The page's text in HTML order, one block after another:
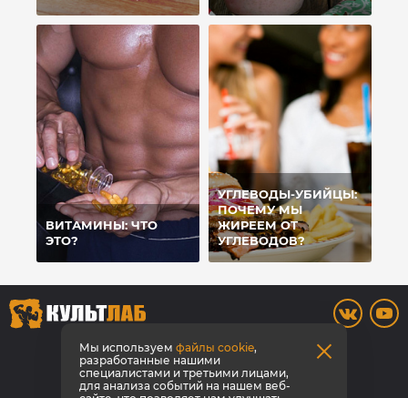
ВИТАМИНЫ: ЧТО
ЭТО?
УГЛЕВОДЫ-УБИЙЦЫ:
ПОЧЕМУ МЫ
ЖИРЕЕМ ОТ
УГЛЕВОДОВ?
8 800 700-42-31
Заказать звонок
Мы используемфайлы cookie,
разработанные нашими
специалистами и третьими лицами,
для анализа событий на нашем веб-